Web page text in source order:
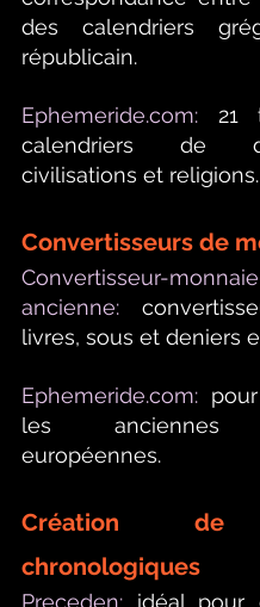
des calendriers
républicain.
Ephemeride.com:
21
calendriers de
civilisations et religions.
Convertisseurs de
Convertisseur-
ancienne:
livres, sous et deniers
Ephemeride.com:
les anciennes
européennes.
Création de
chronologiques
Preceden: idéal pour